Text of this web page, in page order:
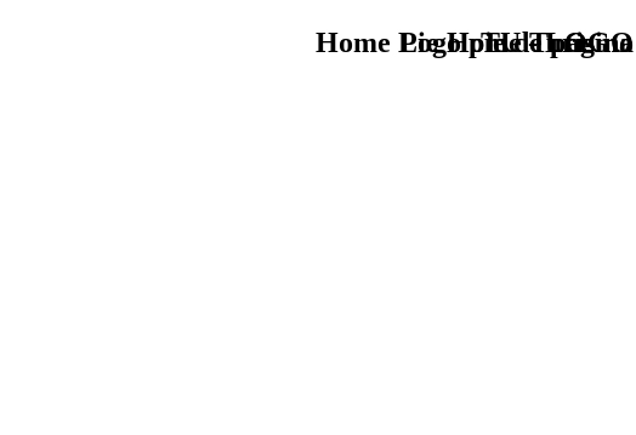
TU - LOGO
Home Logo pie de página
Pie Home Turismo